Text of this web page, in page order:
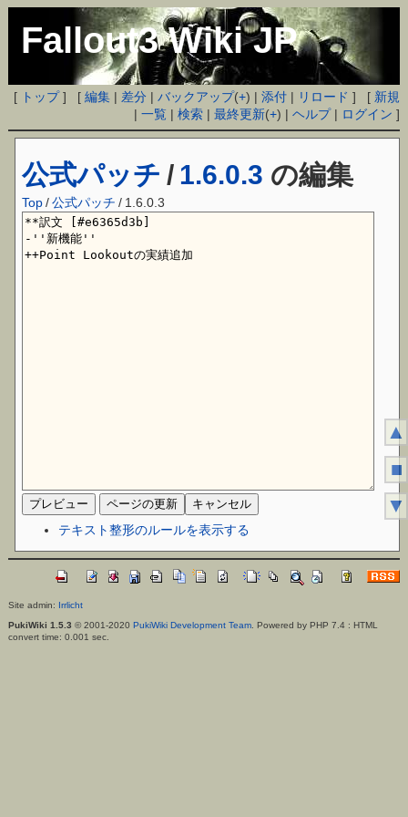
Fallout3 Wiki JP
[ トップ] [編集 | 差分 |バックアップ(+) |添付 | リロード ] [ 新規
|一覧 |検索 |最終更新(+) |ヘルプ| ログイン ]
公式パッチ / 1.6.0.3 の編集
Top /公式パッチ / 1.6.0.3
テキスト整形のルールを表示する
Site admin: Irrlicht
PukiWiki 1.5.3 © 2001-2020 PukiWiki Development Team. Powered by PHP 7.4 : HTML
convert time: 0.001 sec.
▲
■
▼